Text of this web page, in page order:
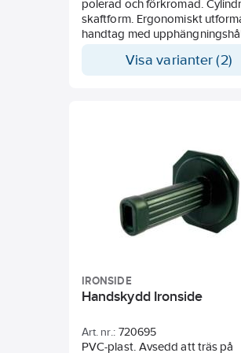
polerad och förkromad.
skaftform. Ergonomiskt
handtag med
klinga och spets. Pryl med rund
Visa varianter (2)
IRONSIDE
Handskydd Ironside
Art. nr.: 720695
PVC-plast. Avsedd att träs på